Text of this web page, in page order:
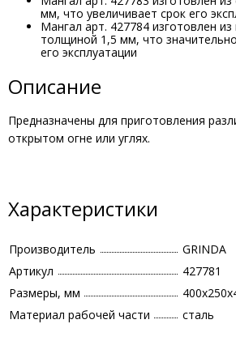
мм, что увеличивает срок его
Мангал арт. 427784 изготовлен
толщиной 1,5 мм, что
его эксплуатации
Описание
Предназначены для приготовления
открытом огне или углях.
Характеристики
Производитель
GRINDA
Артикул
427781
Размеры, мм
Материал рабочей части
сталь